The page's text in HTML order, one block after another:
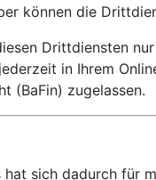
können die
Drittdiensten
in Ihrem
(BaFin) zugelassen.
hat sich dadurch für